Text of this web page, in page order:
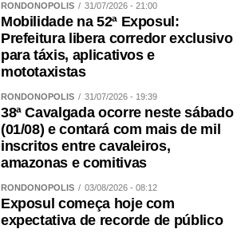
RONDONÓPOLIS 31/07/2026 - 21:00
Mobilidade na 52ª Exposul:
Prefeitura libera corredor exclusivo
para táxis, aplicativos e
mototaxistas
RONDONÓPOLIS 31/07/2026 - 19:39
38ª Cavalgada ocorre neste sábado
(01/08) e contará com mais de mil
inscritos entre cavaleiros,
amazonas e comitivas
RONDONÓPOLIS 03/08/2026 - 08:12
Exposul começa hoje com
expectativa de recorde de público